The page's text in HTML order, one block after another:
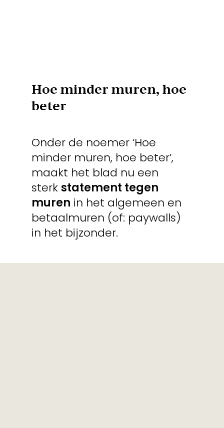
Hoe minder muren, hoe
beter
Onder de noemer ‘Hoe
minder muren, hoe beter’,
maakt het blad nu een
sterkstatement tegen
muren in het algemeen en
betaalmuren (of: paywalls)
in het bijzonder.